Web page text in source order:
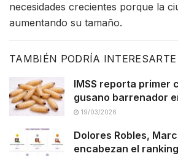
necesidades crecientes porque la
aumentando su tamaño.
TAMBIÉN PODRÍA INTERESARTE
IMSS reporta primer
gusano barrenador
19/03/2026
Dolores Robles,
encabezan el